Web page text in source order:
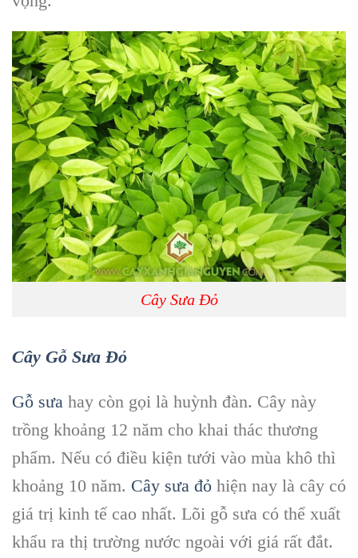
Cây Sưa Đỏ
Cây Gỗ Sưa Đỏ
Gỗ sưa hay còn gọi là huỳnh đàn. Cây này
trồng khoảng 12 năm cho khai thác thương
phẩm. Nếu có điều kiện tưới vào mùa khô thì
khoảng 10 năm. Cây sưa đỏ hiện nay là cây có
giá trị kinh tế cao nhất. Lõi gỗ sưa có thể xuất
khẩu ra thị trường nước ngoài với giá rất đắt.